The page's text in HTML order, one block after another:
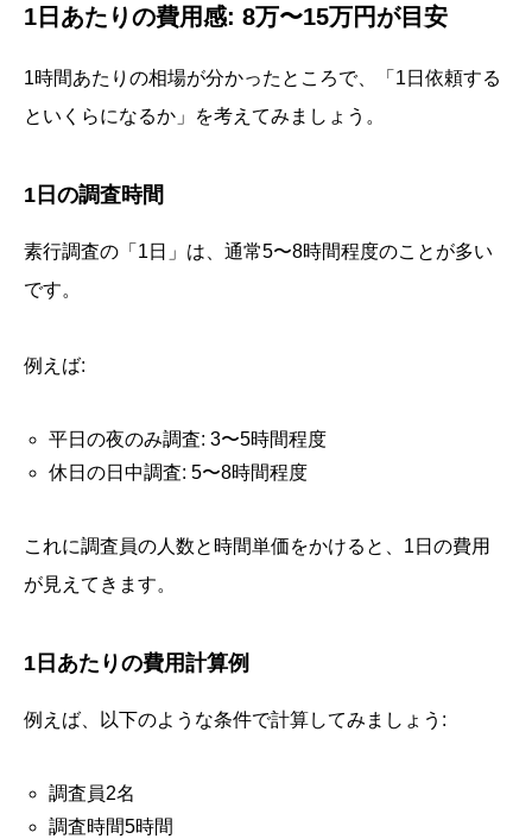
1日あたりの費用感: 8万〜15万円が目安
1時間あたりの相場が分かったところで、「1日依頼する
といくらになるか」を考えてみましょう。
1日の調査時間
素行調査の「1日」は、通常5〜8時間程度のことが多い
です。
例えば:
平日の夜のみ調査: 3〜5時間程度
休日の日中調査: 5〜8時間程度
これに調査員の人数と時間単価をかけると、1日の費用
が見えてきます。
1日あたりの費用計算例
例えば、以下のような条件で計算してみましょう:
調査員2名
調査時間5時間